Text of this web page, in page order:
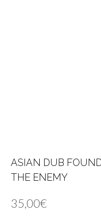
ASIAN DUB
THE ENEMY
35,00€